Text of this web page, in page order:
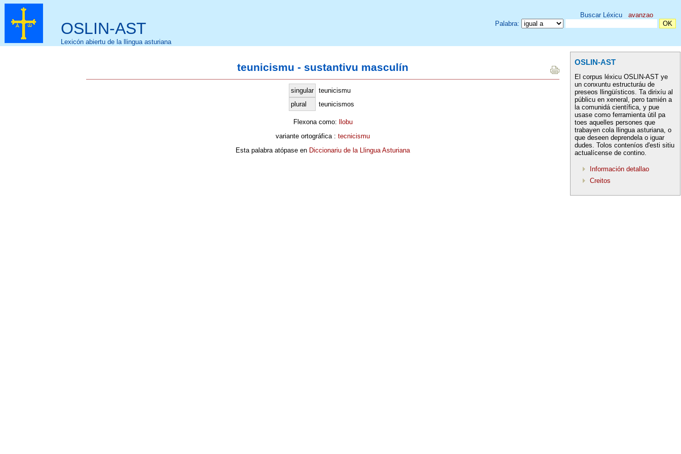
OSLIN-AST
Lexicón abiertu de la llingua asturiana
Buscar Léxicu avanzao
Palabra:
teunicismu - sustantivu masculín
singular
teunicismu
plural
teunicismos
Flexona como: llobu
variante ortográfica : tecnicismu
Esta palabra atópase en Diccionariu de la Llingua Asturiana
OSLIN-AST
El corpus léxicu OSLIN-AST ye
un conxuntu estructuráu de
preseos llingüísticos. Ta dirixíu al
públicu en xeneral, pero tamién a
la comunidá científica, y pue
usase como ferramienta útil pa
toes aquelles persones que
trabayen cola llingua asturiana, o
que deseen deprendela o iguar
dudes. Tolos conteníos d'esti sitiu
actualícense de contino.
Información detallao
Creitos